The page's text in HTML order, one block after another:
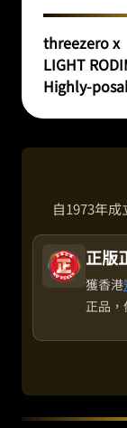
threezero x
LIGHT
Highly-
自1973年
正版
獲香港
正品，